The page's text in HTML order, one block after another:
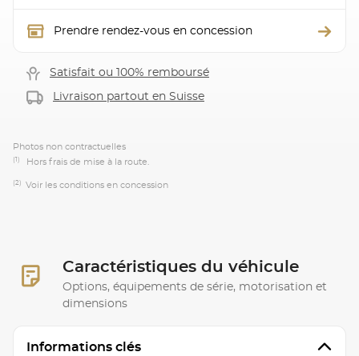
Prendre rendez-vous en concession
Satisfait ou 100% remboursé
Livraison partout en Suisse
Photos non contractuelles
(1) Hors frais de mise à la route.
(2) Voir les conditions en concession
Caractéristiques du véhicule
Options, équipements de série, motorisation et
dimensions
Informations clés